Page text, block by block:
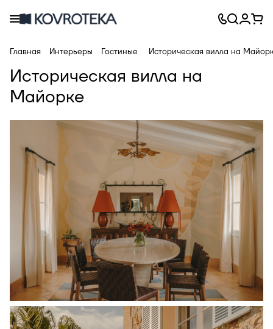
Главная Интерьеры Гостиные Историческая вилла на
Историческая вилла на
Майорке